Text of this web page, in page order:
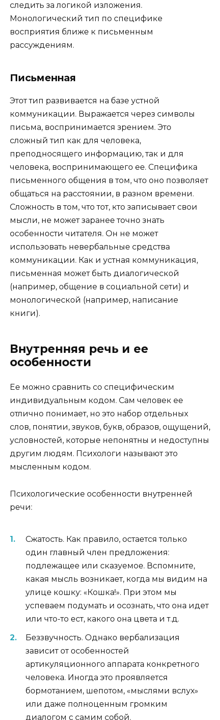
следить за логикой изложения.
Монологический тип по специфике
восприятия ближе к письменным
рассуждениям.
Письменная
Этот тип развивается на базе устной
коммуникации. Выражается через символы
письма, воспринимается зрением. Это
сложный тип как для человека,
преподносящего информацию, так и для
человека, воспринимающего ее. Специфика
письменного общения в том, что оно позволяет
общаться на расстоянии, в разном времени.
Сложность в том, что тот, кто записывает свои
мысли, не может заранее точно знать
особенности читателя. Он не может
использовать невербальные средства
коммуникации. Как и устная коммуникация,
письменная может быть диалогической
(например, общение в социальной сети) и
монологической (например, написание
книги).
Внутренняя речь и ее
особенности
Ее можно сравнить со специфическим
индивидуальным кодом. Сам человек ее
отлично понимает, но это набор отдельных
слов, понятии, звуков, букв, образов, ощущений,
условностей, которые непонятны и недоступны
другим людям. Психологи называют это
мысленным кодом.
Психологические особенности внутренней
речи:
Сжатость. Как правило, остается только
один главный член предложения:
подлежащее или сказуемое. Вспомните,
какая мысль возникает, когда мы видим на
улице кошку: «Кошка!». При этом мы
успеваем подумать и осознать, что она идет
или что-то ест, какого она цвета и т.д.
Беззвучность. Однако вербализация
зависит от особенностей
артикуляционного аппарата конкретного
человека. Иногда это проявляется
бормотанием, шепотом, «мыслями вслух»
или даже полноценным громким
диалогом с самим собой.